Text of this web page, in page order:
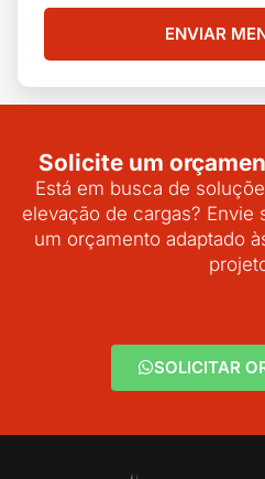
ENVIAR
Solicite um
Está em busca de
elevação de cargas? Envie
um orçamento adaptado
SOLICITAR